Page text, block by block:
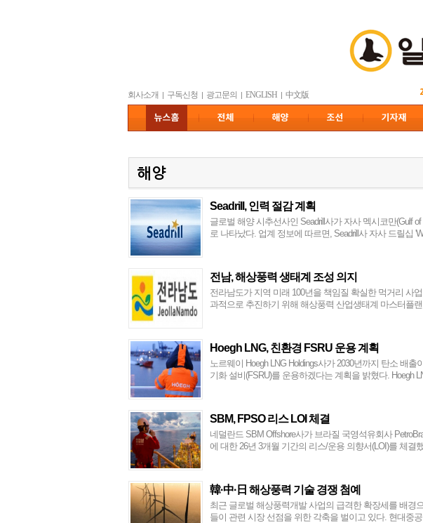
회사소개 | 구독신청 | 광고문의 | ENGLISH | 中文版
Seadrill, 인력 절감 계획
글로벌 해양 시추선사인 Seadrill사가 자사 멕시코만(Gulf
로 나타났다. 업계 정보에 따르면, Seadrill사 자사 드릴십
전남, 해상풍력 생태계 조성 의지
전라남도가 지역 미래 100년을 책임질 확실한 먹거리 사
과적으로 추진하기 위해 해상풍력 산업생태계 마스터플
Hoegh LNG, 친환경 FSRU 운용 계획
노르웨이 Hoegh LNG Holdings사가 2030년까지 탄소 배출
기화 설비(FSRU)를 운용하겠다는 계획을 밝혔다. Hoegh
SBM, FPSO 리스 LOI 체결
네덜란드 SBM Offshore사가 브라질 국영석유회사
에 대한 26년 3개월 기간의 리스/운용 의향서(LOI)를 체결
韓·中·日 해상풍력 기술 경쟁 첨예
최근 글로벌 해상풍력개발 사업의 급격한 확장세를 배경
들이 관련 시장 선점을 위한 각축을 벌이고 있다. 현대중